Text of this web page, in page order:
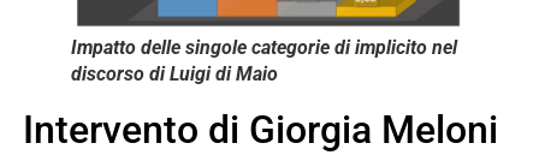
Impatto delle singole categorie di implicito nel
discorso di Luigi di Maio
Intervento di Giorgia Meloni